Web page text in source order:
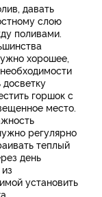
давать
слою
поливами.
хорошее,
горшок с
место.
регулярно
теплый
день
установить